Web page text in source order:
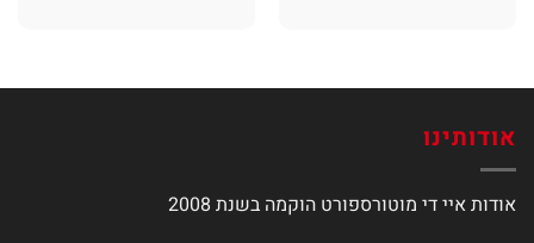
אודותינו
אודות איי די מוטורספורט הוקמה בשנת 2008